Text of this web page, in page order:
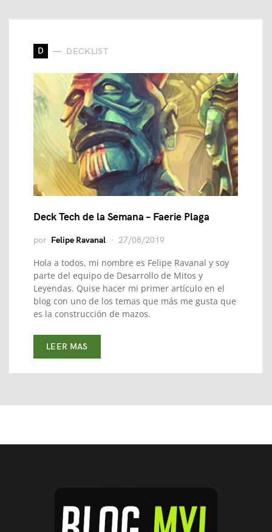
D DECKLIST
Deck Tech de la Semana – Faerie Plaga
por Felipe Ravanal 27/08/2019
Hola a todos, mi nombre es Felipe Ravanal y soy
parte del equipo de Desarrollo de Mitos y
Leyendas. Quise hacer mi primer artículo en el
blog con uno de los temas que más me gusta que
es la construcción de mazos.
LEER MAS